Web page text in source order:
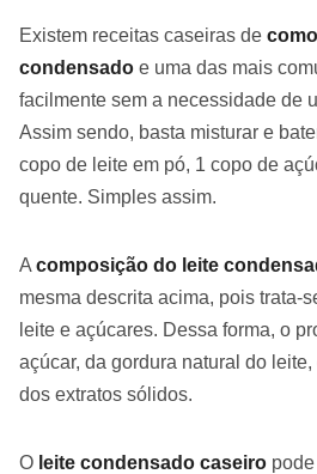
Existem receitas caseiras de
condensado e uma das mais
facilmente sem a necessidade de
Assim sendo, basta misturar e
copo de leite em pó, 1 copo de
quente. Simples assim.
A composição do leite
mesma descrita acima, pois trata-
leite e açúcares. Dessa forma, o
açúcar, da gordura natural do
dos extratos sólidos.
O leite condensado caseiro